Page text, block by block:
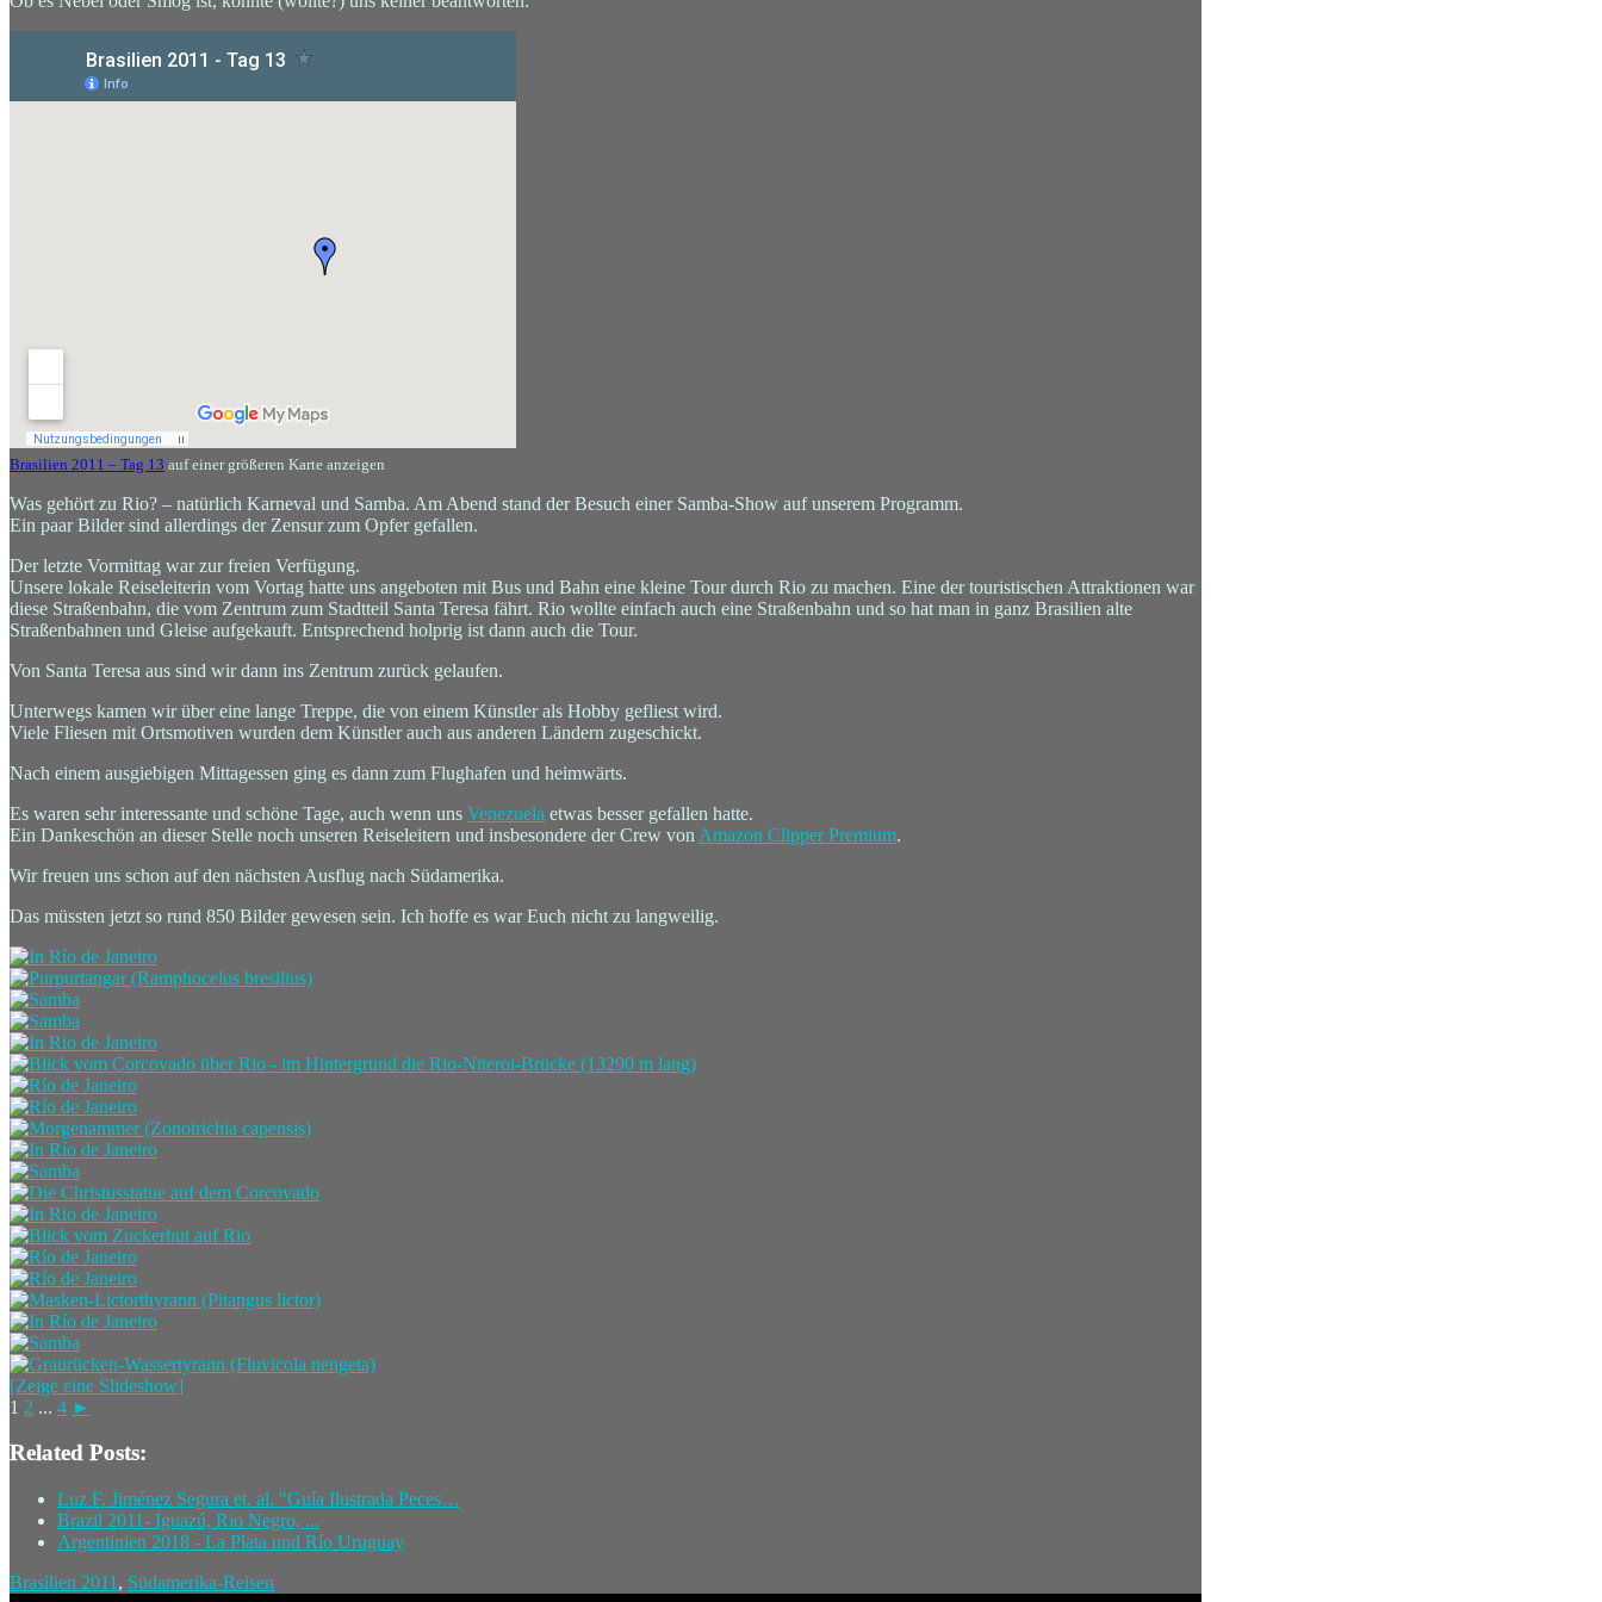
Brasilien 2011 – Tag 13 auf einer größeren Karte anzeigen
Was gehört zu Rio? – natürlich Karneval und Samba. Am Abend stand der Besuch einer Samba-Show auf unserem Programm.
Ein paar Bilder sind allerdings der Zensur zum Opfer gefallen.
Der letzte Vormittag war zur freien Verfügung.
Unsere lokale Reiseleiterin vom Vortag hatte uns angeboten mit Bus und Bahn eine kleine Tour durch Rio zu machen. Eine der touristischen Attraktionen war
diese Straßenbahn, die vom Zentrum zum Stadtteil Santa Teresa fährt. Rio wollte einfach auch eine Straßenbahn und so hat man in ganz Brasilien alte
Straßenbahnen und Gleise aufgekauft. Entsprechend holprig ist dann auch die Tour.
Von Santa Teresa aus sind wir dann ins Zentrum zurück gelaufen.
Unterwegs kamen wir über eine lange Treppe, die von einem Künstler als Hobby gefliest wird.
Viele Fliesen mit Ortsmotiven wurden dem Künstler auch aus anderen Ländern zugeschickt.
Nach einem ausgiebigen Mittagessen ging es dann zum Flughafen und heimwärts.
Es waren sehr interessante und schöne Tage, auch wenn uns Venezuela etwas besser gefallen hatte.
Ein Dankeschön an dieser Stelle noch unseren Reiseleitern und insbesondere der Crew von Amazon Clipper Premium.
Wir freuen uns schon auf den nächsten Ausflug nach Südamerika.
Das müssten jetzt so rund 850 Bilder gewesen sein. Ich hoffe es war Euch nicht zu langweilig.
[Zeige eine Slideshow]
1 2 ... 4 ►
Related Posts:
Luz F. Jiménez Segura et. al. "Guía Ilustrada Peces…
Brazil 2011- Iguazú, Rio Negro, ...
Argentinien 2018 - La Plata und Río Uruguay
Brasilien 2011 , Südamerika-Reisen